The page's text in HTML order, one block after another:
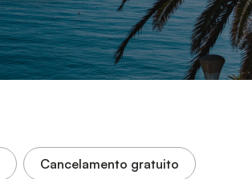
Cancelamento gratuito